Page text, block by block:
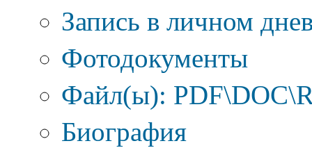
Запись в личном
Фотодокументы
Файл(ы):
Биография